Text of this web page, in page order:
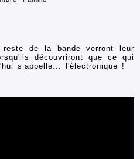
de la bande verront leur
découvriront que ce qui
s’appelle... l'électronique !